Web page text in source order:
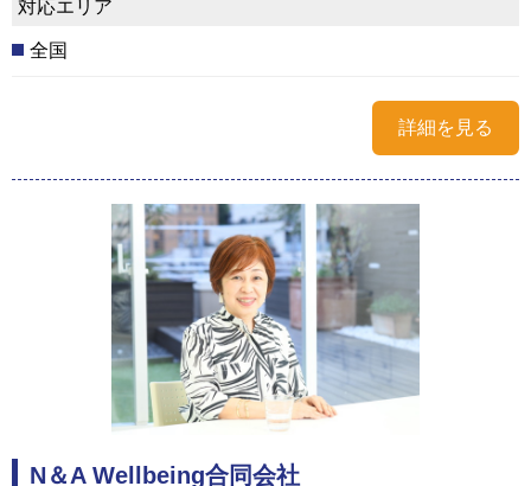
対応エリア
全国
詳細を見る
N＆A Wellbeing合同会社